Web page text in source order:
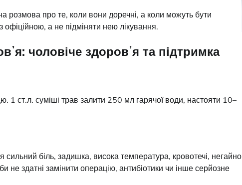
про те, коли вони доречні, а коли можуть бути
а не підміняти нею лікування.
чоловіче здоровʼя та підтримка
1 ст.л. суміші трав залити 250 мл гарячої води, настояти 10–
біль, задишка, висока температура, кровотечі, негайно
не здатні замінити операцію, антибіотики чи інше серйозне